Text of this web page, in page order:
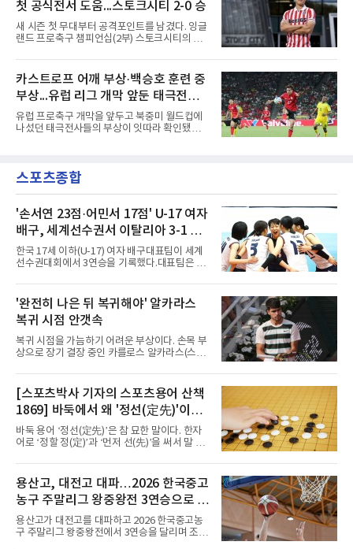
오른쪽에서 카이 클레피시의 패스를 받아 오른
발 슈팅으로 마무리했다.다름슈타트는 후반 41
분 알렉산다르 부코티치의 동점골로 승점 1을
챙겼다. 홀슈타인 킬은 전반 8분 기예르모 발지,
활용한 제공권과 문전 슈팅이 강점인 정통 스트
라이커로, K리그1 포항 스틸러스에서
첫 공식전서 도움...스토크시티 2-0 승
새 시즌 첫 무대부터 공격포인트를 남겼다. 잉글
랜드 프로축구 챔피언십(2부) 스토크시티의 배
호는 9일(한국시간) 영국 스토크온트렌트의 베
트365 스타디움에서 열린 올덤 애슬레틱(4부)과
의 2026-2027시즌 잉글랜드 풋볼리그컵(EFL
컵) 1라운드에서 팀의 2-0 승리에 쐐기를 박는
골을 도왔다.투입 직후 결정적인 장면을 만들었
다. 1-0으로 앞서던 후반 21분 그라운드를 밟은
그는 후반 37분 상대 수비 라인 사이를 찌르는
흔들었다.시점도 좋았다. 프랑스 올랭피크 리옹
이적설이 도는 배준호는 시즌 첫
카스트로프 어깨 부상·백승호 훈련 중
부상...유럽 리그 개막 앞둔 태극전사
악재
유럽 프로축구 개막을 앞두고 북중미 월드컵에
나섰던 태극전사들의 부상이 잇따라 확인됐다.
쳐 당분간 출전이 어렵다고 밝혔다. 그는 후반 교
체 투입돼 두 골을 넣었으나 후반 22분 부상으로
에서 태어난 카스트로프는 측면 미드필더와 측
면 수비가 가능한 자원으로, 월드컵 남아프리카
공화국과의 조별리그 3차전에 출전했다. 해외
출생 혼혈 선수의 한국 남자 대표팀 월드컵 출전
은 그가 처음이다. 묀헨글라트바흐는 23일 DFB
포칼 1라운드, 29일 라이프치히
스포츠종합
'손서연 23점·어민서 17점' U-17 여자
배구, 세계선수권서 이탈리아 3-1 완
파...조별리그 3연승
한국 17세 이하(U-17) 여자 배구대표팀이 세계
선수권대회에서 3연승을 기록했다.대표팀은 9
FIVB U-17 여자 세계선수권대회 조별리그 D조
3차전에서 이탈리아를 3-1(25-14 25-19 13-25
25-20)로 꺾었다. 푸에르토리코, 대만에 이은 3
연승으로 승점 9를 쌓아 조 1위에 올랐다. 24개
팀이 6개 팀씩 4개 조로 나뉘어 조별리그를 치르
며 각 조 상위 4개 팀이 16강에 진출한다.지난해
U-16 아시아선수권 우승으로 처음 이 대회에 나
종반 점수 차를 벌려 승점 3을 챙겼다.블로킹은
7-16으로 밀렸지만 한국보다
'완전히 나은 뒤 복귀해야' 알카라스
복귀 시점 안갯속
복귀 시점을 가늠하기 어려운 부상이다. 손목 부
상으로 장기 결장 중인 카를로스 알카라스(스페
을지 관심이 쏠린다.얀니크 신네르(이탈리아)와
정상을 다투던 알카라스는 지난 4월 바르셀로나
오픈 이후 넉 달째 남자프로테니스(ATP) 투어 경
기에 나서지 못하고 있다. 9일 영국 BBC 등에 따
르면 그는 손목 힘줄을 감싸는 활막에 염증이 생
기는 건초염을 앓고 있다.이 부상이 까다로운 이
유가 있다. 반복적으로 라켓을 쥐고 휘두르는 동
최장 1년의 회복이 필요하다. 알카라스는 수술
은 받지 않았다. 라켓
[스포츠박사 기자의 스포츠용어 산책
1869] 바둑에서 왜 '정선(定先)'이라
말할까
바둑 용어 ‘정선(定先)’은 참 묘한 말이다. 한자
어로 ‘정할 정(定)’과 ‘먼저 선(先)’을 써서 말 그
이 먼저 두되 백에게 덤을 주지 않는 방식이다.
요즘 프로기사들의 대국은 대부분 ‘호선(互
先)’으로 치러지고, 백에게 6집 반 또는 7집 반의
덤을 주는 것이 일반적이다. (본 코너 1868회 ‘바
둑에서 왜 ‘호선(互先)’이라 말할까‘ 참조) 반면
정선에서는 흑이 먼저 두는 대신 덤이 없다. 한국
기원 역시 기력 차이를 표시하는 기준에서 정선
용산고, 대전고 대파…2026 한국중고
농구 주말리그 왕중왕전 3연승으로 조
1위 16강 진출
용산고가 대전고를 대파하고 2026 한국중고농
구 주말리그 왕중왕전에서 3연승을 달리며 조 1